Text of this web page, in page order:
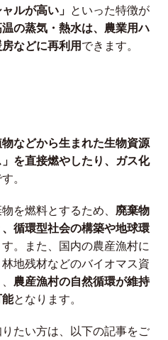
ルが高い」 といった特徴が
の蒸気・熱水は、農業用ハ
などに再利用 できます。
などから生まれた生物資源
を直接燃やしたり、ガス化
。
を燃料とするため、 廃棄物
循環型社会の構築や地球環
す。また、国内の農産漁村に
地残材などのバイオマス資
農産漁村の自然循環が維持
能となります。
たい方は、以下の記事をご